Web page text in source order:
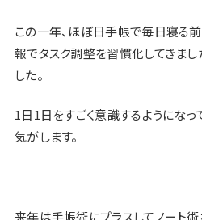
この一年、ほぼ日手帳で毎日寝る
報でタスク調整を習慣化してきま
した。
1日1日をすごく意識するようにな
気がします。